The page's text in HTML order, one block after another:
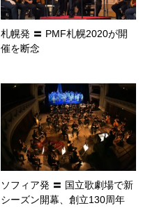
札幌発 〓 PMF札幌2020が開
催を断念
ソフィア発 〓 国立歌劇場で新
シーズン開幕、創立130周年